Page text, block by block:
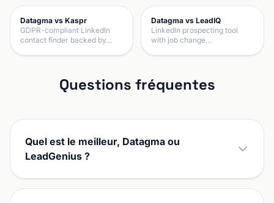
Datagma vs Kaspr
GDPR-compliant LinkedIn
contact finder backed by…
Datagma vs LeadIQ
LinkedIn prospecting tool
with job change…
Questions fréquentes
Quel est le meilleur, Datagma ou
LeadGenius ?